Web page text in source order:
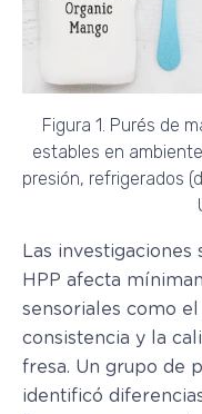
Figura 1. Purés de
estables en
presión, refrigerados
Las
HPP afecta
sensoriales como
consistencia y la
fresa. Un grupo de
identificó